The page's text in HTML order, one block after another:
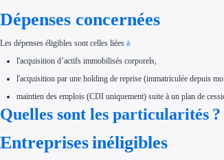
Recherche autonome
Accompagnement
Ressources
FAQ
Blog
Nos guides
Nos partenaires
Contactez-nous
Dépenses concernées
Les dépenses éligibles sont celles liées à
l'acquisition d’actifs immobilisés corporels,
l'acquisition par une holding de reprise (immatriculée depuis
maintien des emplois (CDI uniquement) suite à un plan de
Quelles sont les particularités ?
Entreprises inéligibles